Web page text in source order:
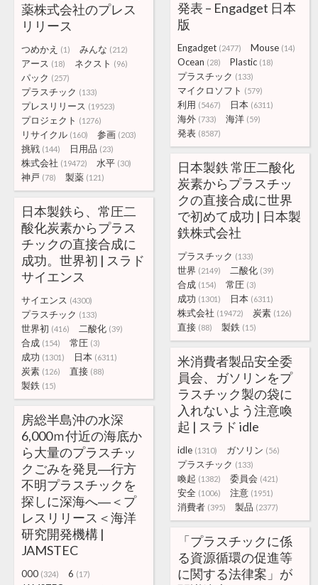
薬株式会社のプレス
リリース
つめかえ (1) みんな (212)
アース (18) ネクスト (96)
パック (257)
プラスチック (133)
プレスリリース (19523)
プロジェクト (1276)
リサイクル (160) 参画 (203)
挑戦 (144) 日用品 (23)
株式会社 (19472) 水平 (30)
神戸 (78) 製薬 (121)
発表 – Engadget 日本
版
Engadget (2477) Mouse (14)
Ocean (28) Plastic (18)
プラスチック (133)
マイクロソフト (579)
利用 (5467) 日本 (6311)
海外 (733) 海洋 (59)
発表 (8587)
日本製鉄 常圧二酸化
炭素からプラスチッ
クの直接合成に世界
で初めて成功 | 日本製
鉄株式会社
プラスチック (133)
世界 (2149) 二酸化 (39)
合成 (154) 常圧 (3)
成功 (1301) 日本 (6311)
株式会社 (19472) 炭素 (126)
直接 (88) 製鉄 (15)
日本製鉄ら、常圧二
酸化炭素からプラス
チックの直接合成に
成功。世界初 | スラド
サイエンス
サイエンス (4300)
プラスチック (133)
世界初 (416) 二酸化 (39)
合成 (154) 常圧 (3)
成功 (1301) 日本 (6311)
炭素 (126) 直接 (88)
製鉄 (15)
米消費者製品安全委
員会、ガソリンをプ
ラスチック製の袋に
入れないよう注意喚
起 | スラド idle
idle (1310) ガソリン (56)
プラスチック (133)
喚起 (1382) 委員会 (421)
安全 (1006) 注意 (1951)
消費者 (395) 製品 (2377)
房総半島沖の水深
6,000ｍ付近の海底か
ら大量のプラスチッ
クごみを発見―行方
不明プラスチックを
探しに深海へ―＜プ
レスリリース＜海洋
研究開発機構 |
JAMSTEC
000 (324) 6 (17)
「プラスチックに係
る資源循環の促進等
に関する法律案」が